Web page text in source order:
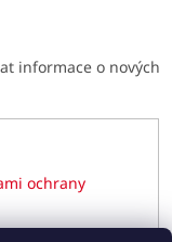
informace o nových
ochrany